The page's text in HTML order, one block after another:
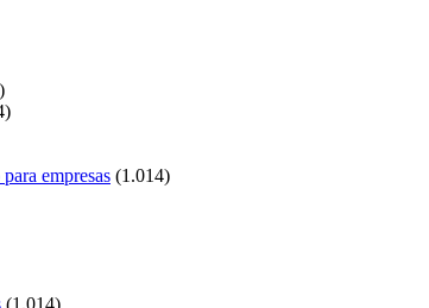
empresas (1.014)
(1.014)